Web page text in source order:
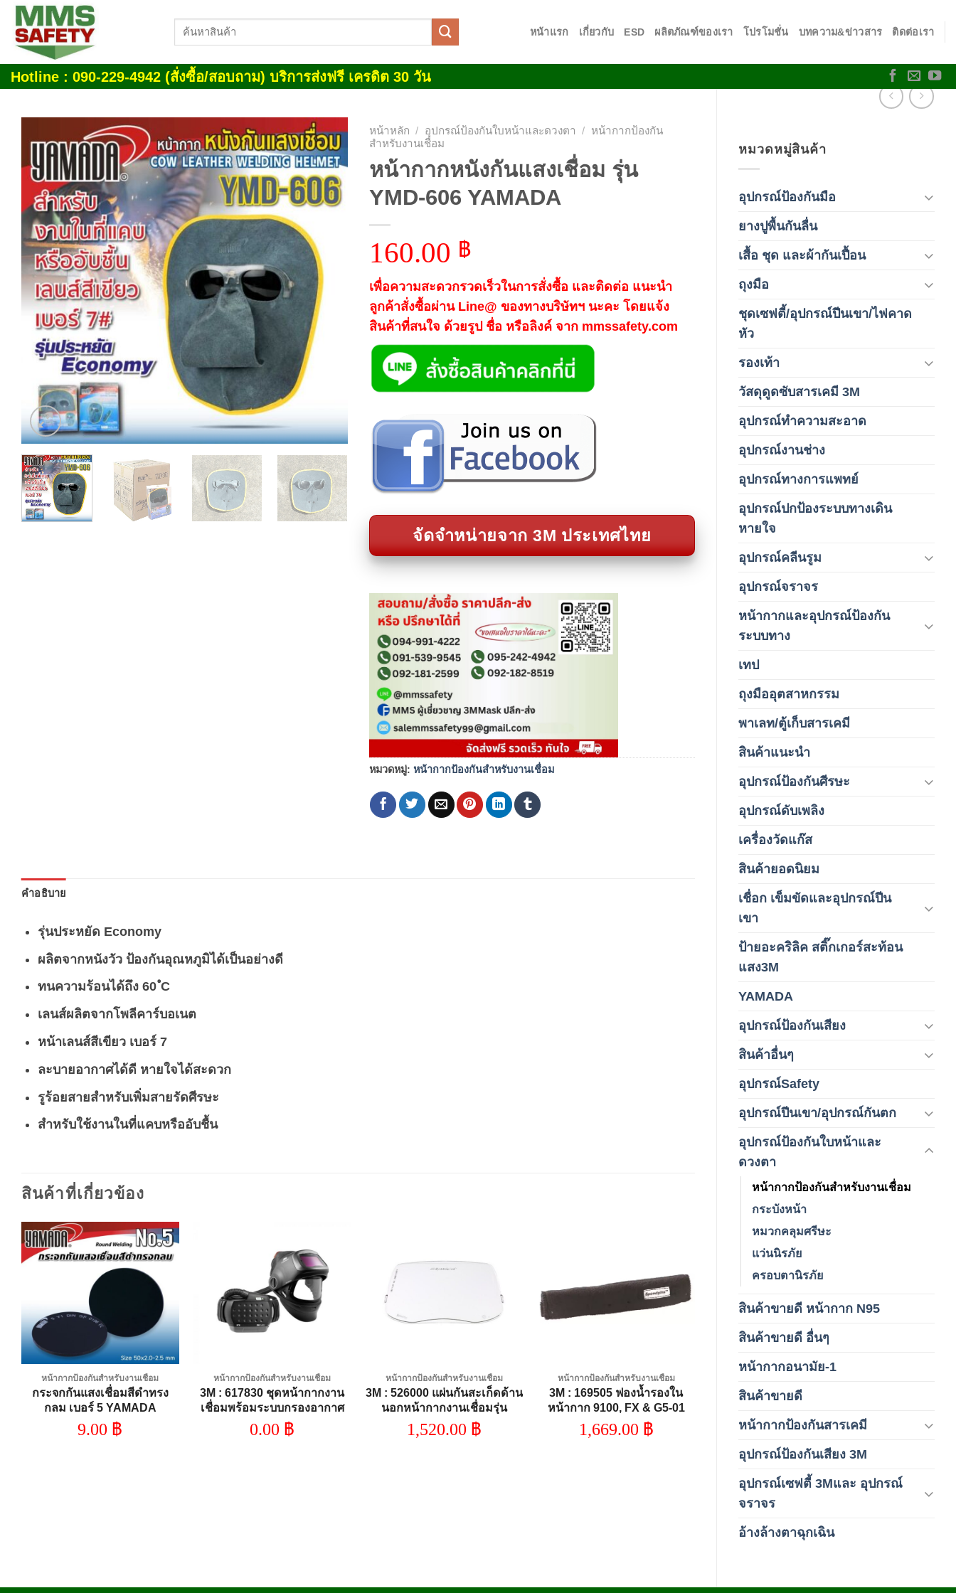
Skip
content
ค้นหา:
หน้าแรก เกี่ยวกับ ESD ผลิตภัณฑ์ของเรา โปรโมชั่น บทความ&ข่าวสาร ติดต่อเรา
Hotline : 090-229-4942 (สั่งซื้อ/สอบถาม) บริการส่งฟรี เครดิต 30 วัน
หมวดหมู่สินค้า
อุปกรณ์ป้องกันมือ
ยางปูพื้นกันลื่น
เสื้อ ชุด และผ้ากันเปื้อน
ถุงมือ
ชุดเซฟตี้/อุปกรณ์ปีนเขา/ไฟคาด
หัว
รองเท้า
วัสดุดูดซับสารเคมี 3M
อุปกรณ์ทำความสะอาด
อุปกรณ์งานช่าง
อุปกรณ์ทางการแพทย์
อุปกรณ์ปกป้องระบบทางเดิน
หายใจ
อุปกรณ์คลีนรูม
อุปกรณ์จราจร
หน้ากากและอุปกรณ์ป้องกัน
ระบบทาง
เทป
ถุงมืออุตสาหกรรม
พาเลท/ตู้เก็บสารเคมี
สินค้าแนะนำ
อุปกรณ์ป้องกันศีรษะ
อุปกรณ์ดับเพลิง
เครื่องวัดแก๊ส
สินค้ายอดนิยม
เชื่อก เข็มขัดและอุปกรณ์ปีน
เขา
ป้ายอะคริลิค สติ๊กเกอร์สะท้อน
แสง3M
YAMADA
อุปกรณ์ป้องกันเสียง
สินค้าอื่นๆ
อุปกรณ์Safety
อุปกรณ์ปีนเขา/อุปกรณ์กันตก
อุปกรณ์ป้องกันใบหน้าและ
ดวงตา
หน้ากากป้องกันสำหรับงานเชื่อม
กระบังหน้า
หมวกคลุมศรีษะ
แว่นนิรภัย
ครอบตานิรภัย
สินค้าขายดี หน้ากาก N95
สินค้าขายดี อื่นๆ
หน้ากากอนามัย-1
สินค้าขายดี
หน้ากากป้องกันสารเคมี
อุปกรณ์ป้องกันเสียง 3M
อุปกรณ์เซฟตี้ 3Mและ อุปกรณ์
จราจร
อ้างล้างตาฉุกเฉิน
Add to
wishlist
หน้าหลัก / อุปกรณ์ป้องกันใบหน้าและดวงตา / หน้ากากป้องกัน
สำหรับงานเชื่อม
หน้ากากหนังกันแสงเชื่อม รุ่น
YMD-606 YAMADA
160.00 ฿
เพื่อความสะดวกรวดเร็วในการสั่งซื้อ และติดต่อ แนะนำ
ลูกค้าสั่งซื้อผ่าน Line@ ของทางบริษัทฯ นะคะ โดยแจ้ง
สินค้าที่สนใจ ด้วยรูป ชื่อ หรือลิงค์ จาก mmssafety.com
จัดจำหน่ายจาก 3M ประเทศไทย
หมวดหมู่: หน้ากากป้องกันสำหรับงานเชื่อม
คำอธิบาย
รุ่นประหยัด Economy
ผลิตจากหนังวัว ป้องกันอุณหภูมิได้เป็นอย่างดี
ทนความร้อนได้ถึง 60 ํC
เลนส์ผลิตจากโพลีคาร์บอเนต
หน้าเลนส์สีเขียว เบอร์ 7
ละบายอากาศได้ดี หายใจได้สะดวก
รูร้อยสายสำหรับเพิ่มสายรัดศีรษะ
สำหรับใช้งานในที่แคบหรืออับชื้น
สินค้าที่เกี่ยวข้อง
wishlist
หน้ากากป้องกันสำหรับงานเชื่อม
กระจกกันแสงเชื่อมสีดำทรง
กลม เบอร์ 5 YAMADA
9.00 ฿
Add to
wishlist
หน้ากากป้องกันสำหรับงานเชื่อม
3M : 617830 ชุดหน้ากากงาน
เชื่อมพร้อมระบบกรองอากาศ
0.00 ฿
Add to
หน้ากากป้องกันสำหรับงานเชื่อม
3M : 526000 แผ่นกันสะเก็ดด้าน
นอกหน้ากากงานเชื่อมรุ่น
9100XX 10ชิ้น/แพ็ค
1,520.00 ฿
wishlist
หน้ากากป้องกันสำหรับงานเชื่อม
3M : 169505 ฟองน้ำรองใน
หน้ากาก 9100, FX & G5-01
PK=5
1,669.00 ฿